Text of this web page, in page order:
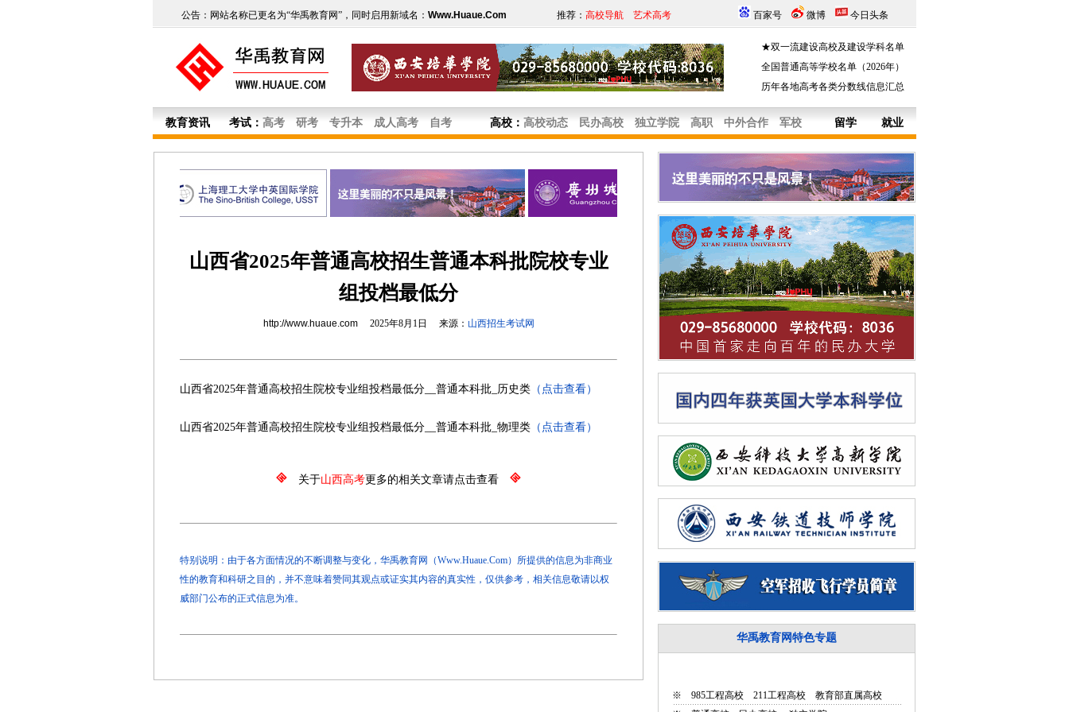
公告：网站名称已更名为“华禹教育网”，同时启用新域名： Www.Huaue.Com 推荐： 高校导航 艺术高考 百家号 微博 今日头条
★双一流建设高校及建设学科名单
全国普通高等学校名单（2026年）
历年各地高考各类分数线信息汇总
教育资讯 考试： 高考 研考 专升本 成人高考 自考 高校： 高校动态 民办高校 独立学院 高职 中外合作 军校 留学 就业
山西省2025年普通高校招生普通本科批院校专业
组投档最低分
http://www.huaue.com2025年8月1日 来源： 山西招生考试网
山西省2025年普通高校招生院校专业组投档最低分__普通本科批_历史类 （点击查看）
山西省2025年普通高校招生院校专业组投档最低分__普通本科批_物理类 （点击查看）
关于山西高考更多的相关文章请点击查看
特别说明：由于各方面情况的不断调整与变化，华禹教育网（Www.Huaue.Com）所提供的信息为非商业
性的教育和科研之目的，并不意味着赞同其观点或证实其内容的真实性，仅供参考，相关信息敬请以权
威部门公布的正式信息为准。
华禹教育网特色专题
※ 985工程高校 211工程高校
教育部直属高校